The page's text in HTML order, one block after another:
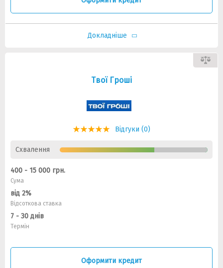
Докладніше
Твої Гроші
Відгуки (0)
Схвалення
400 - 15 000 грн.
Сума
від 2%
Відсоткова ставка
7 - 30 днів
Термін
Оформити кредит